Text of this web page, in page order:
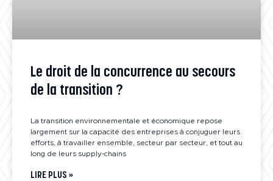
Le droit de la concurrence au secours
de la transition ?
La transition environnementale et économique repose
largement sur la capacité des entreprises à conjuguer leurs
efforts, à travailler ensemble, secteur par secteur, et tout au
long de leurs supply-chains
LIRE PLUS »